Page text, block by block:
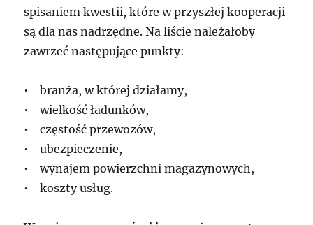
spisaniem kwestii, które w przyszłej kooperacji
są dla nas nadrzędne. Na liście należałoby
zawrzeć następujące punkty:
• branża, w której działamy,
• wielkość ładunków,
• częstość przewozów,
• ubezpieczenie,
• wynajem powierzchni magazynowych,
• koszty usług.